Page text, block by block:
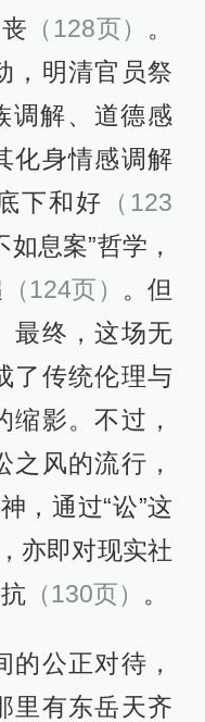
（128页） 。
，明清官员祭
调解、道德感
化身情感调解
下和好 （123
如息案”哲学，
（124页） 。但
最终，这场无
了传统伦理与
影。不过，
风的流行，
，通过“讼”这
亦即对现实社
（130页） 。
公正对待，
里有东岳天齐